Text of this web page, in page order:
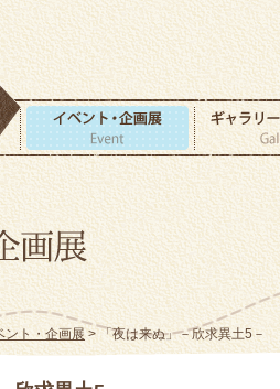
ント・企画展> 「夜は来ぬ」－欣求異土5－